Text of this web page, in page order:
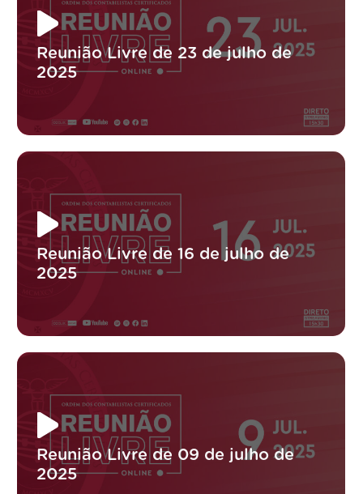
Reunião Livre de 23 de julho de
2025
Reunião Livre de 16 de julho de
2025
Reunião Livre de 09 de julho de
2025